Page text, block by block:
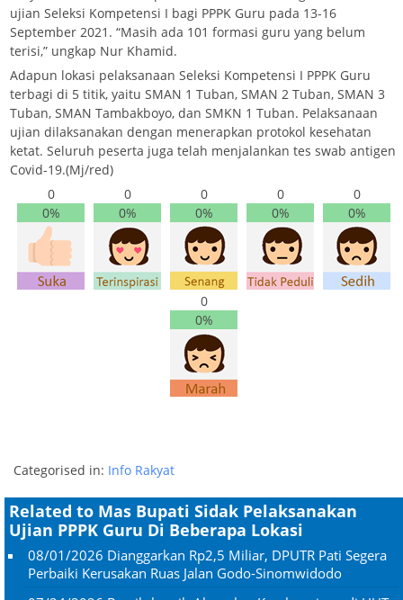
ujian Seleksi Kompetensi I bagi PPPK Guru pada 13-16
September 2021. “Masih ada 101 formasi guru yang belum
terisi,” ungkap Nur Khamid.
Adapun lokasi pelaksanaan Seleksi Kompetensi I PPPK Guru
terbagi di 5 titik, yaitu SMAN 1 Tuban, SMAN 2 Tuban, SMAN 3
Tuban, SMAN Tambakboyo, dan SMKN 1 Tuban. Pelaksanaan
ujian dilaksanakan dengan menerapkan protokol kesehatan
ketat. Seluruh peserta juga telah menjalankan tes swab antigen
Covid-19.(Mj/red)
0
0%
0
0%
0
0%
0
0%
0
0%
0
0%
Categorised in: Info Rakyat
Related to Mas Bupati Sidak Pelaksanakan
Ujian PPPK Guru Di Beberapa Lokasi
08/01/2026 Dianggarkan Rp2,5 Miliar, DPUTR Pati Segera
Perbaiki Kerusakan Ruas Jalan Godo-Sinomwidodo